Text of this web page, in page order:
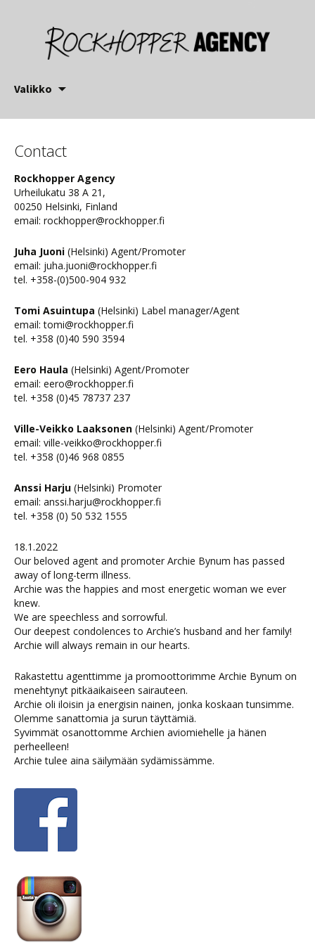
Valikko
Contact
Rockhopper Agency
Urheilukatu 38 A 21,
00250 Helsinki, Finland
email: rockhopper@rockhopper.fi
Juha Juoni (Helsinki) Agent/Promoter
email: juha.juoni@rockhopper.fi
tel. +358-(0)500-904 932
Tomi Asuintupa (Helsinki) Label manager/Agent
email: tomi@rockhopper.fi
tel. +358 (0)40 590 3594
Eero Haula (Helsinki) Agent/Promoter
email: eero@rockhopper.fi
tel. +358 (0)45 78737 237
Ville-Veikko Laaksonen (Helsinki) Agent/Promoter
email: ville-veikko@rockhopper.fi
tel. +358 (0)46 968 0855
Anssi Harju (Helsinki) Promoter
email: anssi.harju@rockhopper.fi
tel. +358 (0) 50 532 1555
18.1.2022
Our beloved agent and promoter Archie Bynum has passed
away of long-term illness.
Archie was the happies and most energetic woman we ever
knew.
We are speechless and sorrowful.
Our deepest condolences to Archie’s husband and her family!
Archie will always remain in our hearts.
Rakastettu agenttimme ja promoottorimme Archie Bynum on
menehtynyt pitkäaikaiseen sairauteen.
Archie oli iloisin ja energisin nainen, jonka koskaan tunsimme.
Olemme sanattomia ja surun täyttämiä.
Syvimmät osanottomme Archien aviomiehelle ja hänen
perheelleen!
Archie tulee aina säilymään sydämissämme.